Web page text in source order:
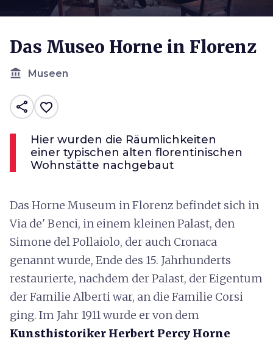
Das Museo Horne in Florenz
account_balance Museen
share favorite_border
Hier wurden die Räumlichkeiten
einer typischen alten florentinischen
Wohnstätte nachgebaut
Das Horne Museum in Florenz befindet sich in
Via de' Benci, in einem kleinen Palast, den
Simone del Pollaiolo, der auch Cronaca
genannt wurde, Ende des 15. Jahrhunderts
restaurierte, nachdem der Palast, der Eigentum
der Familie Alberti war, an die Familie Corsi
ging. Im Jahr 1911 wurde er von dem
Kunsthistoriker Herbert Percy Horne